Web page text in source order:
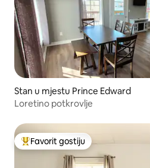
Stan u mjestu Prince Edward
Loretino potkrovlje
Glavni favorit gostiju
Favorit gostiju